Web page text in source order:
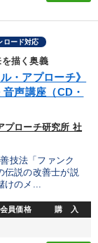
ロード対応
描く奥義
・アプローチ》
声講座（CD・
プローチ研究所 社
技法「ファンク
伝説の改善士が説
のメ...
会員価格 購 入